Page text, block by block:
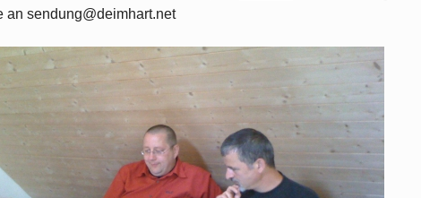
an sendung@deimhart.net